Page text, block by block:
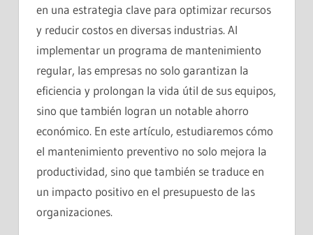
en una estrategia clave para optimizar recursos
y reducir costos en diversas industrias. Al
implementar un programa de mantenimiento
regular, las empresas no solo garantizan la
eficiencia y prolongan la vida útil de sus equipos,
sino que también logran un notable ahorro
económico. En este artículo, estudiaremos cómo
el mantenimiento preventivo no solo mejora la
productividad, sino que también se traduce en
un impacto positivo en el presupuesto de las
organizaciones.